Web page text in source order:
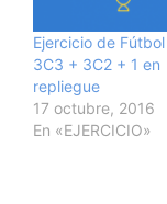
Ejercicio de Fútbol
3C3 + 3C2 + 1 en
repliegue
17 octubre, 2016
En «EJERCICIO»